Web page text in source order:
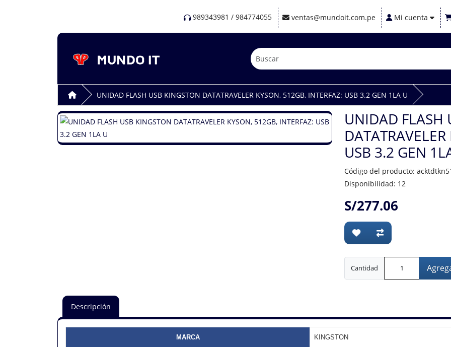
989343981 / 984774055 ventas@mundoit.com.pe Mi cuenta
UNIDAD FLASH USB KINGSTON DATATRAVELER KYSON, 512GB, INTERFAZ: USB 3.2 GEN 1LA U
UNIDAD FLASH
USB 3.2 GEN
Código del producto:
Disponibilidad: 12
S/277.06
Cantidad
Descripción
MARCA KINGSTON